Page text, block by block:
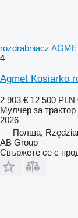
rozdrabniacz
4
Agmet Kosiarko
2 903 € 12 500 PLN
Мулчер за трактор
2026
Полша,
AB Group
Свържете се с